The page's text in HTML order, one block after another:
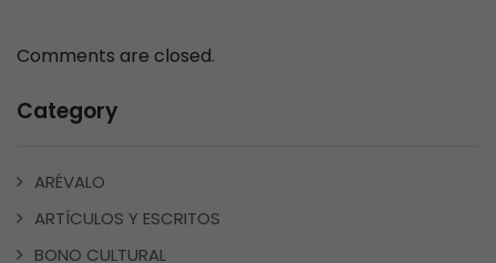
Comments are closed.
Category
ARÉVALO
ARTÍCULOS Y ESCRITOS
BONO CULTURAL